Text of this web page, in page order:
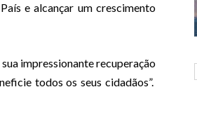
e alcançar um crescimento
impressionante recuperação
todos os seus cidadãos”.